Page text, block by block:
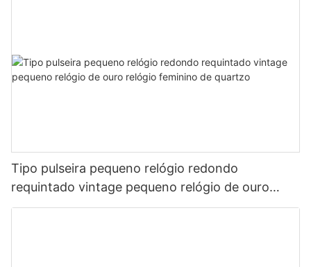
Tipo pulseira pequeno relógio redondo
requintado vintage pequeno relógio de ouro
relógio feminino de quartzo